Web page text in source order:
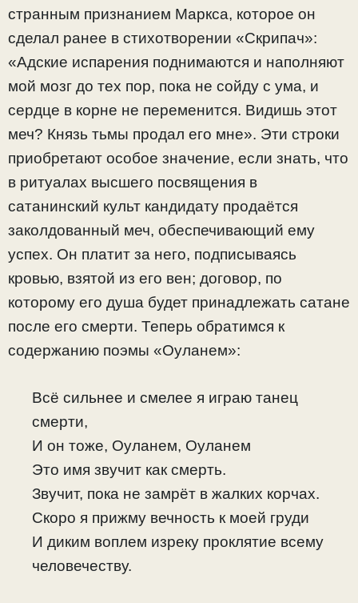
странным признанием Маркса, которое он
сделал ранее в стихотворении «Скрипач»:
«Адские испарения поднимаются и наполняют
мой мозг до тех пор, пока не сойду с ума, и
сердце в корне не переменится. Видишь этот
меч? Князь тьмы продал его мне». Эти строки
приобретают особое значение, если знать, что
в ритуалах высшего посвящения в
сатанинский культ кандидату продаётся
заколдованный меч, обеспечивающий ему
успех. Он платит за него, подписываясь
кровью, взятой из его вен; договор, по
которому его душа будет принадлежать сатане
после его смерти. Теперь обратимся к
содержанию поэмы «Оуланем»:
Всё сильнее и смелее я играю танец
смерти,
И он тоже, Оуланем, Оуланем
Это имя звучит как смерть.
Звучит, пока не замрёт в жалких корчах.
Скоро я прижму вечность к моей груди
И диким воплем изреку проклятие всему
человечеству.